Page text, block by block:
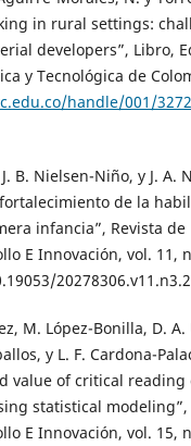
in rural settings:
developers”, Libro,
y Tecnológica de
handle/001/3272
B. Nielsen-Niño, y J. A.
de la
infancia”, Revista de
E Innovación, vol. 11,
M. López-Bonilla, D.
y L. F. Cardona-
value of critical reading
statistical modeling”,
E Innovación, vol. 15,